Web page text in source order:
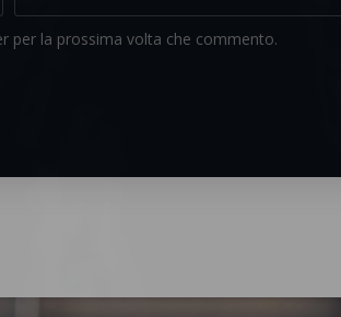
per la prossima volta che commento.